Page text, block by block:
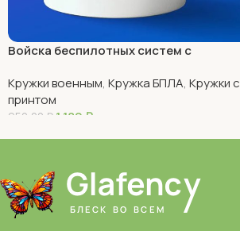
Войска беспилотных систем с
Кружки военным, Кружка БПЛА, Кружки с
принтом
950,00 ₽ 1 180 ₽
В Корзину